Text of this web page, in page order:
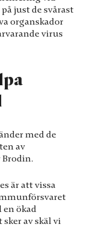
just de svårast
organskador
virus
med de
av
Brodin.
är att vissa
ökad
av skäl vi